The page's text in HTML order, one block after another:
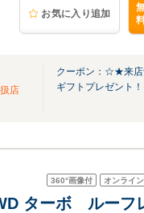
お気に入り追加
店
クーポン：☆★来店
ギフトプレゼント
360°画像付 オンライ
ターボ ルー